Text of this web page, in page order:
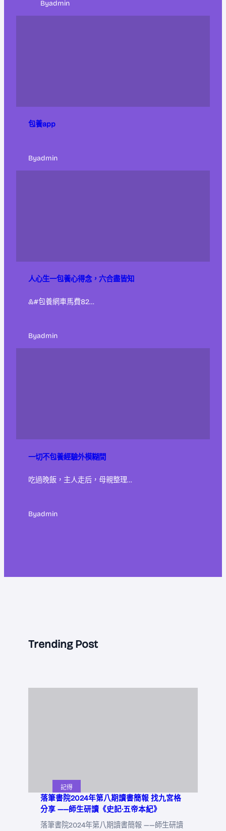
Byadmin
包養app
Byadmin
人心生一包養心得念，六合盡皆知
&#包養網車馬費82…
Byadmin
一切不包養經驗外模糊間
吃過晚飯，主人走后，母親整理…
Byadmin
Trending Post
記得
落筆書院2024年第八期讀書簡報 找九宮格
分享 ——師生研讀《史記·五帝本紀》
落筆書院2024年第八期讀書簡報 ——師生研讀